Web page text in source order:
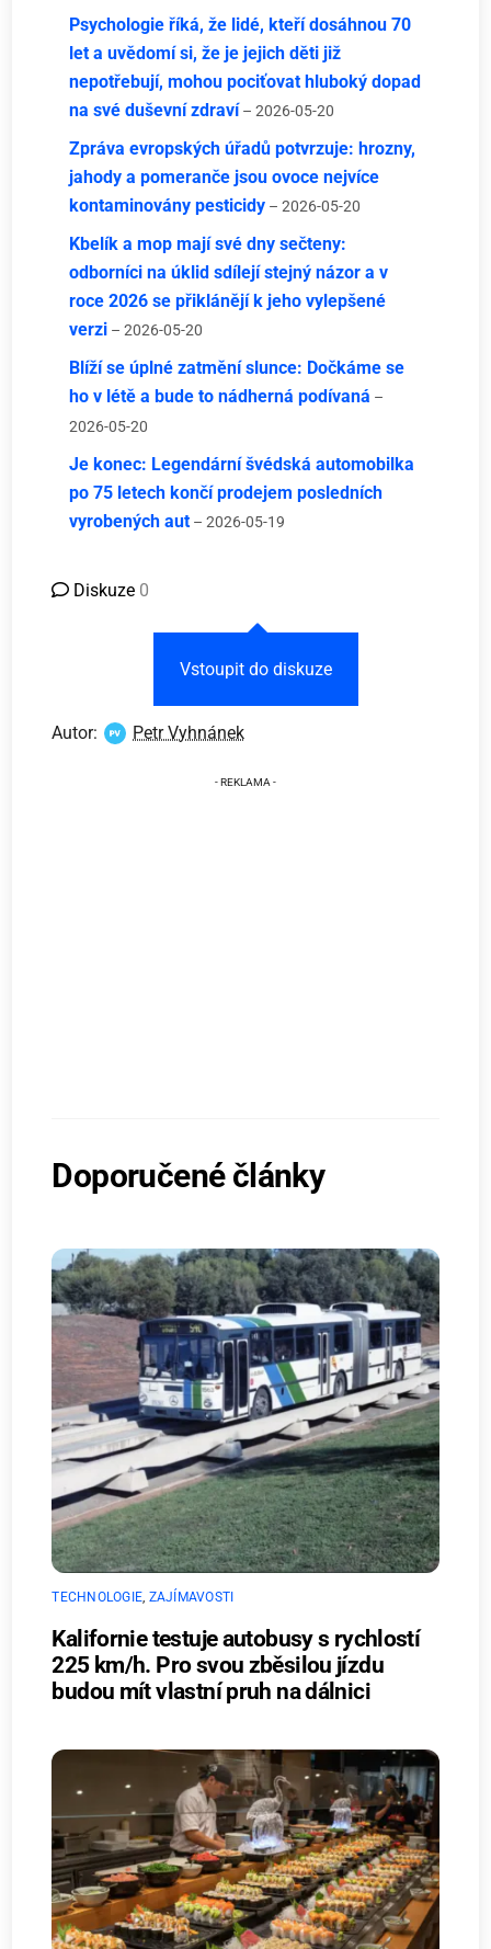
Psychologie říká, že lidé, kteří dosáhnou 70
let a uvědomí si, že je jejich děti již
nepotřebují, mohou pociťovat hluboký dopad
na své duševní zdraví – 2026-05-20
Zpráva evropských úřadů potvrzuje: hrozny,
jahody a pomeranče jsou ovoce nejvíce
kontaminovány pesticidy – 2026-05-20
Kbelík a mop mají své dny sečteny:
odborníci na úklid sdílejí stejný názor a v
roce 2026 se přiklánějí k jeho vylepšené
verzi – 2026-05-20
Blíží se úplné zatmění slunce: Dočkáme se
ho v létě a bude to nádherná podívaná –
2026-05-20
Je konec: Legendární švédská automobilka
po 75 letech končí prodejem posledních
vyrobených aut – 2026-05-19
Diskuze 0
Vstoupit do diskuze
Autor: Petr Vyhnánek
Doporučené články
TECHNOLOGIE ZAJÍMAVOSTI
Kalifornie testuje autobusy s rychlostí
225 km/h. Pro svou zběsilou jízdu
budou mít vlastní pruh na dálnici